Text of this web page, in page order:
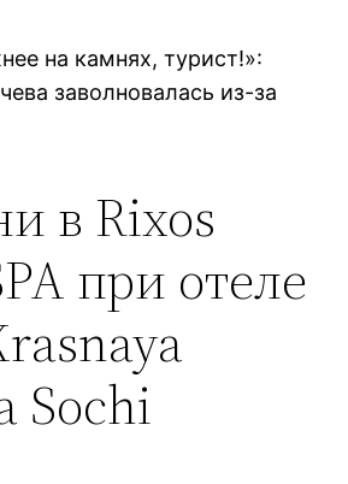
на камнях, турист!»:
заволновалась из-за
в Rixos
при отеле
Sochi